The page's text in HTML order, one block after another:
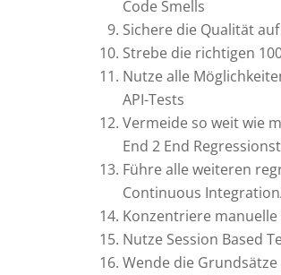
Code Smells
Sichere die Qualität
Strebe die richtigen
Nutze alle
API-Tests
Vermeide so weit wie
End 2 End
Führe alle weiteren
Continuous
Konzentriere
Nutze Session Based
Wende die